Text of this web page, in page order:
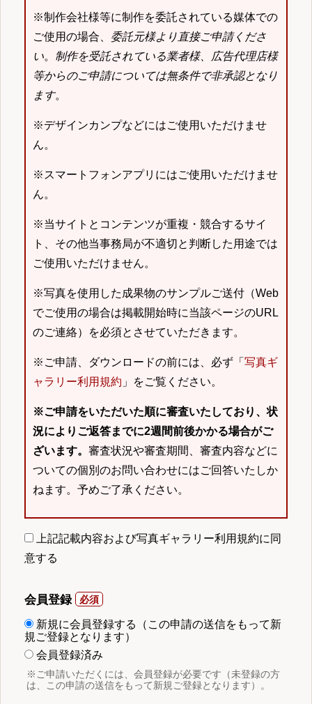
※制作会社様等に制作を委託されている媒体での
ご使用の場合、 委託元様より直接ご申請くださ
い。 制作を受託されている業者様、広告代理店様
等からのご申請については無条件で非承認となり
ます。
※デザインカンプなどにはご使用いただけませ
ん。
※スマートフォンアプリにはご使用いただけませ
ん。
※当サイトとコンテンツが重複・競合するサイ
ト、その他当事務局が不適切と判断した用途では
ご使用いただけません。
※写真を使用した成果物のサンプルご送付（Web
でご使用の場合は掲載開始時に当該ページのURL
のご連絡）を必須とさせていただきます。
※ご申請、ダウンロードの前には、必ず「 写真ギ
ャラリー利用規約 」をご覧ください。
※ご申請をいただいた順に審査いたしており、状
況によりご返答までに2週間前後かかる場合がご
ざいます。 審査状況や審査期間、審査内容などに
ついての個別のお問い合わせにはご回答いたしか
ねます。予めご了承ください。
上記記載内容および写真ギャラリー利用規約に同
意する
会員登録
新規に会員登録する（この申請の送信をもって新
規ご登録となります）
会員登録済み
※ご申請いただくには、会員登録が必要です（未登録の方
は、この申請の送信をもって新規ご登録となります）。